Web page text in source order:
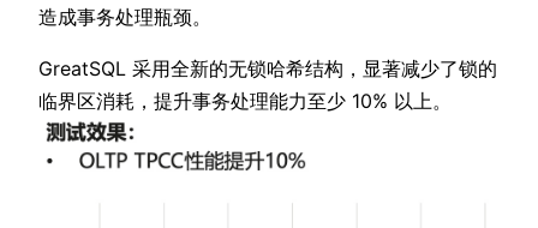
造成事务处理瓶颈。
GreatSQL 采用全新的无锁哈希结构，显著减少了锁的
临界区消耗，提升事务处理能力至少 10% 以上。